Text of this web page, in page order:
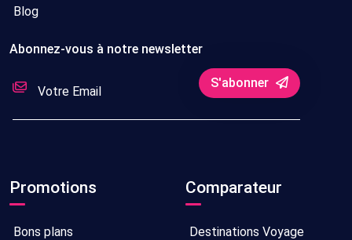
Blog
Abonnez-vous à notre newsletter
S'abonner
Promotions
Bons plans
Comparateur
Destinations Voyage